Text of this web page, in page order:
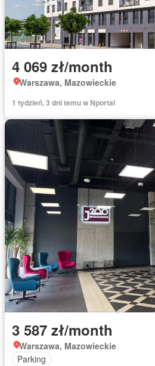
4 069 zł/month
Warszawa, Mazowieckie
1 tydzień, 3 dni temu w Nportal
3 587 zł/month
Warszawa, Mazowieckie
Parking